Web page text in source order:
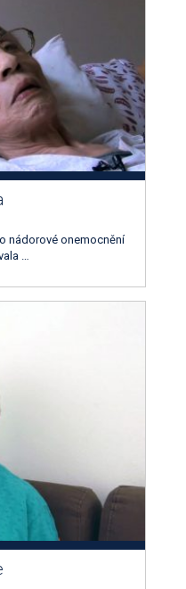
nádorové onemocnění
…